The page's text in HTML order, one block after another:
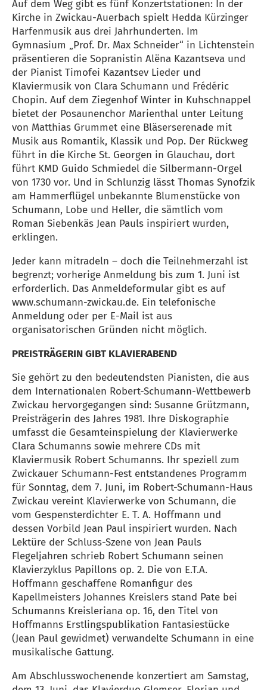
Auf dem Weg gibt es fünf Konzertstationen: In der
Kirche in Zwickau-Auerbach spielt Hedda Kürzinger
Harfenmusik aus drei Jahrhunderten. Im
Gymnasium „Prof. Dr. Max Schneider“ in Lichtenstein
präsentieren die Sopranistin Alëna Kazantseva und
der Pianist Timofei Kazantsev Lieder und
Klaviermusik von Clara Schumann und Frédéric
Chopin. Auf dem Ziegenhof Winter in Kuhschnappel
bietet der Posaunenchor Marienthal unter Leitung
von Matthias Grummet eine Bläserserenade mit
Musik aus Romantik, Klassik und Pop. Der Rückweg
führt in die Kirche St. Georgen in Glauchau, dort
führt KMD Guido Schmiedel die Silbermann-Orgel
von 1730 vor. Und in Schlunzig lässt Thomas Synofzik
am Hammerflügel unbekannte Blumenstücke von
Schumann, Lobe und Heller, die sämtlich vom
Roman Siebenkäs Jean Pauls inspiriert wurden,
erklingen.
Jeder kann mitradeln – doch die Teilnehmerzahl ist
begrenzt; vorherige Anmeldung bis zum 1. Juni ist
erforderlich. Das Anmeldeformular gibt es auf
www.schumann-zwickau.de. Ein telefonische
Anmeldung oder per E-Mail ist aus
organisatorischen Gründen nicht möglich.
PREISTRÄGERIN GIBT KLAVIERABEND
Sie gehört zu den bedeutendsten Pianisten, die aus
dem Internationalen Robert-Schumann-Wettbewerb
Zwickau hervorgegangen sind: Susanne Grützmann,
Preisträgerin des Jahres 1981. Ihre Diskographie
umfasst die Gesamteinspielung der Klavierwerke
Clara Schumanns sowie mehrere CDs mit
Klaviermusik Robert Schumanns. Ihr speziell zum
Zwickauer Schumann-Fest entstandenes Programm
für Sonntag, dem 7. Juni, im Robert-Schumann-Haus
Zwickau vereint Klavierwerke von Schumann, die
vom Gespensterdichter E. T. A. Hoffmann und
dessen Vorbild Jean Paul inspiriert wurden. Nach
Lektüre der Schluss-Szene von Jean Pauls
Flegeljahren schrieb Robert Schumann seinen
Klavierzyklus Papillons op. 2. Die von E.T.A.
Hoffmann geschaffene Romanfigur des
Kapellmeisters Johannes Kreislers stand Pate bei
Schumanns Kreisleriana op. 16, den Titel von
Hoffmanns Erstlingspublikation Fantasiestücke
(Jean Paul gewidmet) verwandelte Schumann in eine
musikalische Gattung.
Am Abschlusswochenende konzertiert am Samstag,